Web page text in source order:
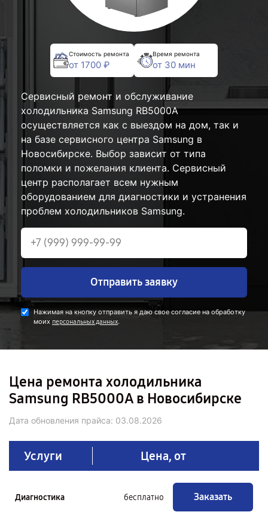
Стоимость ремонта
от 1700 ₽
Время ремонта
от 30 мин
Сервисный ремонт и обслуживание
холодильника Samsung RB5000A
осуществляется как с выездом на дом, так и
на базе сервисного центра Samsung в
Новосибирске. Выбор зависит от типа
поломки и пожелания клиента. Сервисный
центр располагает всем нужным
оборудованием для диагностики и устранения
проблем холодильников Samsung.
Отправить заявку
Нажимая на кнопку отправить я даю свое согласие на обработку
моих персональных данных.
Цена ремонта холодильника
Samsung RB5000A в Новосибирске
Дата обновления прайса: 03.08.2026
Услуги Цена, от
Диагностика бесплатно Заказать